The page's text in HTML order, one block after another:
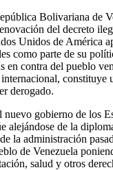
Bolivariana de
del decreto
Unidos de América
como parte de su
en contra del pueblo
constituye
derogado.
nuevo gobierno de los
alejándose de la
la administración
de Venezuela
salud y otros